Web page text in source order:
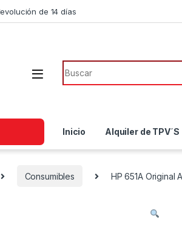
de 14 días
Búsqueda de:
Inicio Alquiler de TPV´S
Consumibles HP 651A Original